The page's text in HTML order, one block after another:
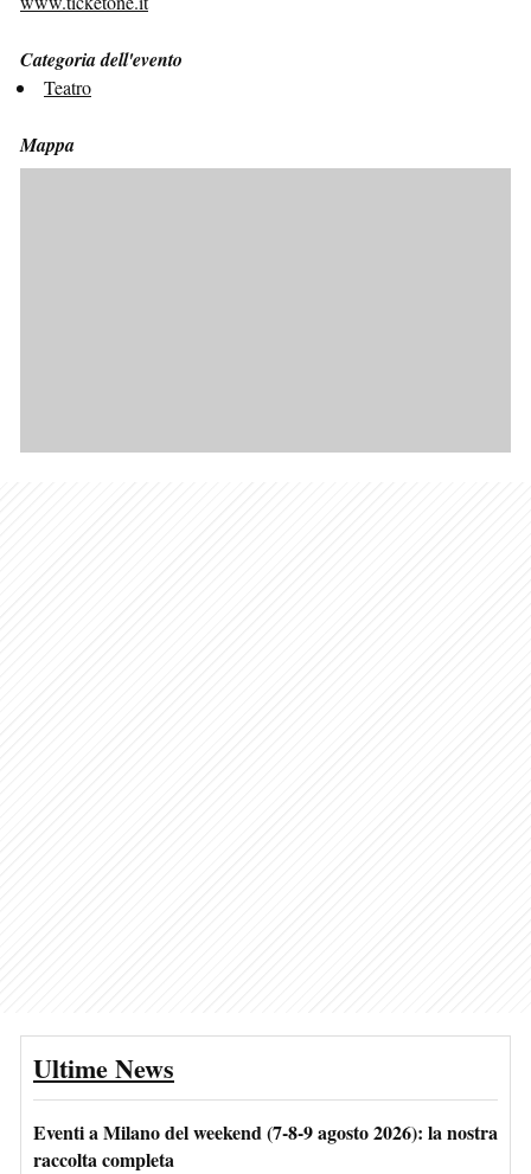
Categoria dell'evento
Teatro
Mappa
Ultime News
Eventi a Milano del weekend (7-8-9 agosto 2026): la nostra
raccolta completa